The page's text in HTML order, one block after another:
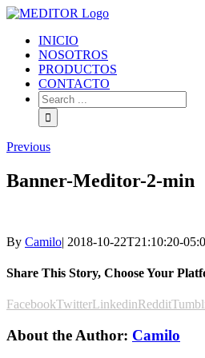
INICIO
NOSOTROS
PRODUCTOS
CONTACTO
Previous
Banner-Meditor-2-min
By Camilo| 2018-10-22T21:10:20-
Share This Story, Choose Your
FacebookTwitterLinkedinReddit
About the Author: Camilo